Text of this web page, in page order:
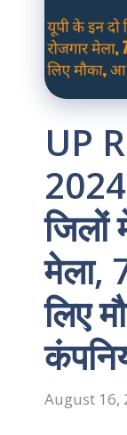
UP
जिलों
मेला,
लिए
August 16,